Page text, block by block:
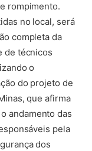
rompimento.
no local, será
completa da
de técnicos
o
do projeto de
que afirma
andamento das
pela
dos